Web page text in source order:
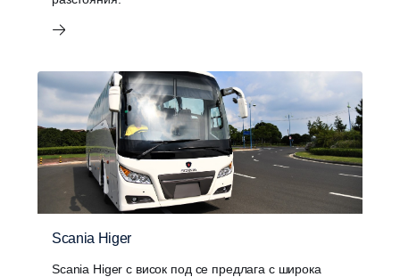
Scania Higer
Scania Higer с висок под се предлага с широка